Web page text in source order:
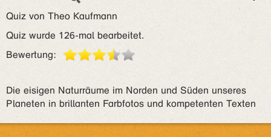
Quiz von Theo Kaufmann
Quiz wurde 126-mal bearbeitet.
Bewertung:
Die eisigen Naturräume im Norden und Süden unseres
Planeten in brillanten Farbfotos und kompetenten Texten